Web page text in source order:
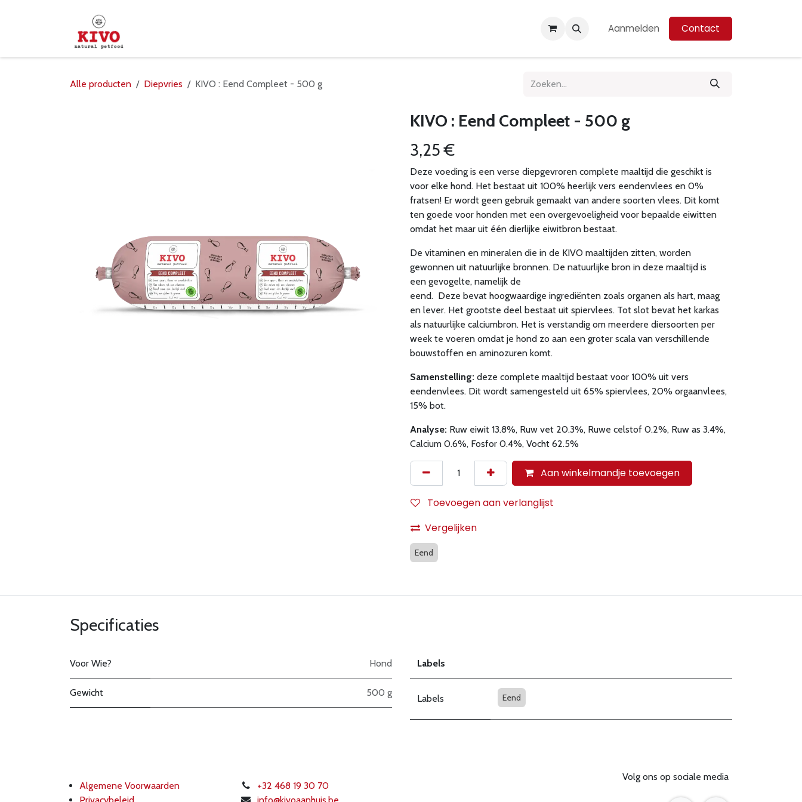
Aanmelden Contact
Alle producten Diepvries KIVO : Eend Compleet - 500 g
KIVO : Eend Compleet - 500 g
3,25€
Deze voeding is een verse diepgevroren complete maaltijd die geschikt is
voor elke hond. Het bestaat uit 100% heerlijk vers eendenvlees en 0%
fratsen! Er wordt geen gebruik gemaakt van andere soorten vlees. Dit komt
ten goede voor honden met een overgevoeligheid voor bepaalde eiwitten
omdat het maar uit één dierlijke eiwitbron bestaat.
De vitaminen en mineralen die in de KIVO maaltijden zitten, worden
gewonnen uit natuurlijke bronnen. De natuurlijke bron in deze maaltijd is
een gevogelte, namelijk de
eend. Deze bevat hoogwaardige ingrediënten zoals organen als hart, maag
en lever. Het grootste deel bestaat uit spiervlees. Tot slot bevat het karkas
als natuurlijke calciumbron. Het is verstandig om meerdere diersoorten per
week te voeren omdat je hond zo aan een groter scala van verschillende
bouwstoffen en aminozuren komt.
Samenstelling: deze complete maaltijd bestaat voor 100% uit vers
eendenvlees. Dit wordt samengesteld uit 65% spiervlees, 20% orgaanvlees,
15% bot.
Analyse: Ruw eiwit 13.8%, Ruw vet 20.3%, Ruwe celstof 0.2%, Ruw as 3.4%,
Calcium 0.6%, Fosfor 0.4%, Vocht 62.5%
Aan winkelmandje toevoegen
Toevoegen aan verlanglijst
Vergelijken
Eend
Specificaties
Voor Wie? Hond
Gewicht 500 g
Labels
Labels Eend
Algemene Voorwaarden
Privacybeleid
+32 468 19 30 70
info@kivoaanhuis.be
Volg ons op sociale media